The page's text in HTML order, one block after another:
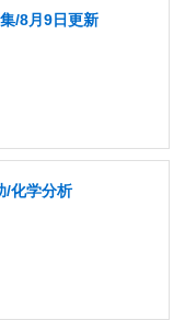
/8月9日更新
/化学分析